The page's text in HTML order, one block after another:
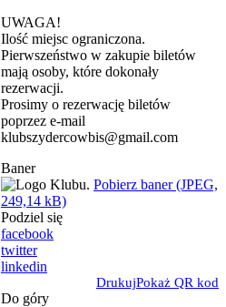
UWAGA!
Ilość miejsc ograniczona.
Pierwszeństwo w zakupie biletów
mają osoby, które dokonały
rezerwacji.
Prosimy o rezerwację biletów
poprzez e-mail
klubszydercowbis@gmail.com
Baner
Pobierz baner (JPEG,
249,14 kB)
Podziel się
facebook
twitter
linkedin
DrukujPokaż QR kod
Do góry